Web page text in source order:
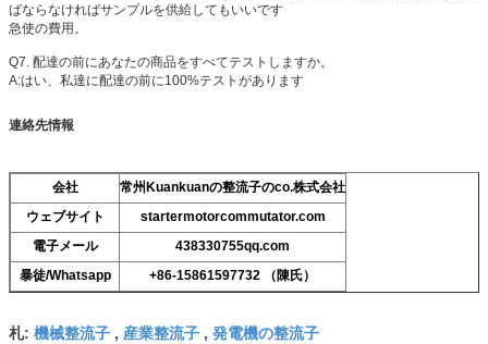
ばならなければサンプルを供給してもいいです
急使の費用。
Q7. 配達の前にあなたの商品をすべてテストしますか。
A:はい、私達に配達の前に100%テストがあります
連絡先情報
会社
常州Kuankuanの整流子のco.株式会社
ウェブサイト
startermotorcommutator.com
電子メール
438330755qq.com
暴徒/Whatsapp
+86-15861597732 （陳氏）
札: 機械整流子 , 産業整流子 , 発電機の整流子